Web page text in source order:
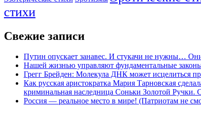
стихи
Свежие записи
Путин опускает занавес. И стукачи не нужны…
Нашей жизнью управляют фундаментальные
Грегг Брейден: Молекула ДНК может исцелиться
Как русская аристократка Мария Тарновская
криминальная наследница Соньки Золотой Ручки.
Россия — реальное место в мире! (Патриотам не